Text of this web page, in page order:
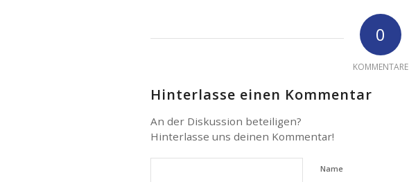
0
KOMMENTARE
Hinterlasse einen Kommentar
An der Diskussion beteiligen?
Hinterlasse uns deinen Kommentar!
Name